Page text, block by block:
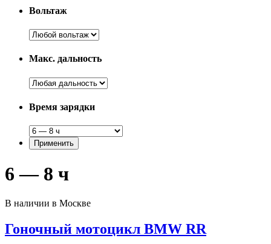
Вольтаж
Макс. дальность
Время зарядки
6 — 8 ч
В наличии в Москве
Гоночный мотоцикл BMW RR